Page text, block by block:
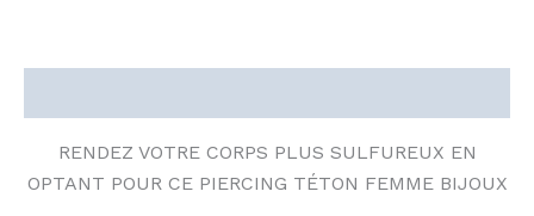
RENDEZ VOTRE CORPS PLUS SULFUREUX EN
OPTANT POUR CE PIERCING TÉTON FEMME BIJOUX